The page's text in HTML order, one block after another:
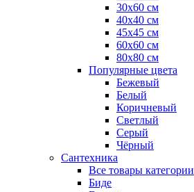
30x60 см
40x40 см
45x45 см
60x60 см
80x80 см
Популярные цвета
Бежевый
Белый
Коричневый
Светлый
Серый
Чёрный
Сантехника
Все товары категории
Биде